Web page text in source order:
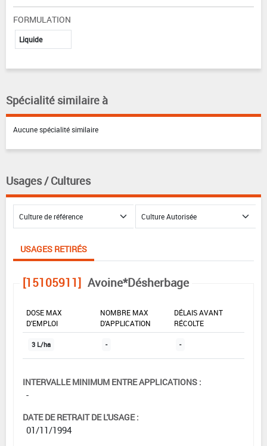
FORMULATION
Liquide
Spécialité similaire à
Aucune spécialité similaire
Usages / Cultures
USAGES RETIRÉS
[15105911] Avoine*Désherbage
DOSE MAX
D'EMPLOI
NOMBRE MAX
D'APPLICATION
DÉLAIS AVANT
RÉCOLTE
3 L/ha - -
INTERVALLE MINIMUM ENTRE APPLICATIONS :
-
DATE DE RETRAIT DE L'USAGE :
01/11/1994